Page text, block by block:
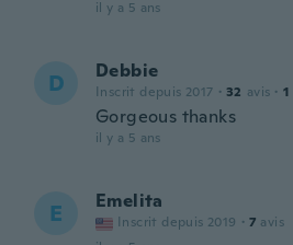
il y a 5 ans
D Debbie
Inscrit depuis 2017 · 32 avis · 1
Gorgeous thanks
il y a 5 ans
E Emelita
Inscrit depuis 2019 · 7 avis